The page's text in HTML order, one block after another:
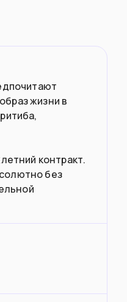
жизни в
контракт.
без